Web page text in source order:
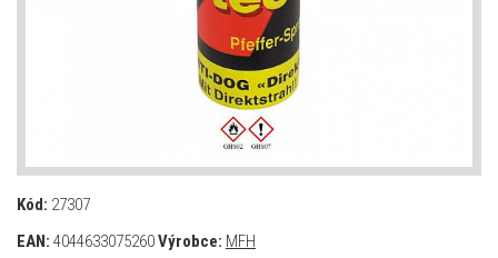
Kód: 27307
EAN: 4044633075260Výrobce: MFH